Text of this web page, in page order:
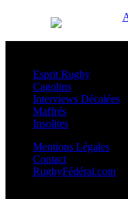
Esprit Rugby
Cagolins
Interviews Décalées
Maffrés
Insolites
Mentions Légales
Contact
RugbyFédéral.com